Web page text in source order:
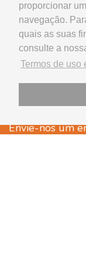
proporcionar
navegação.
quais as suas
consulte a
Termos de uso
Serviços
Equipamento
Tem alguma
Telefone
(chamada para
Envie-nos um